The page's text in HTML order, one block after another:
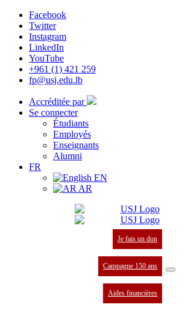
Facebook
Twitter
Instagram
LinkedIn
YouTube
+961 (1) 421 259
fp@usj.edu.lb
Accréditée par
Se connecter
Étudiants
Employés
Enseignants
Alumni
FR
EN
AR
Je fais un don
Campagne 150 ans
Aides financières